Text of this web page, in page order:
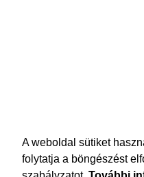
A weboldal sütiket
folytatja a böngészést